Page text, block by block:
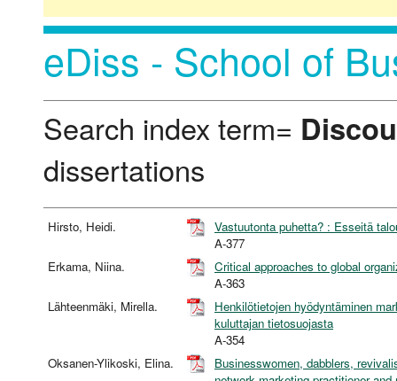
eDiss - School of
Search index term=
dissertations
Hirsto, Heidi.
Vastuutonta puhetta? : Esseitä
A-377
Erkama, Niina.
Critical approaches to global
A-363
Lähteenmäki, Mirella.
Henkilötietojen hyödyntäminen
kuluttajan tietosuojasta
A-354
Oksanen-Ylikoski, Elina.
Businesswomen, dabblers,